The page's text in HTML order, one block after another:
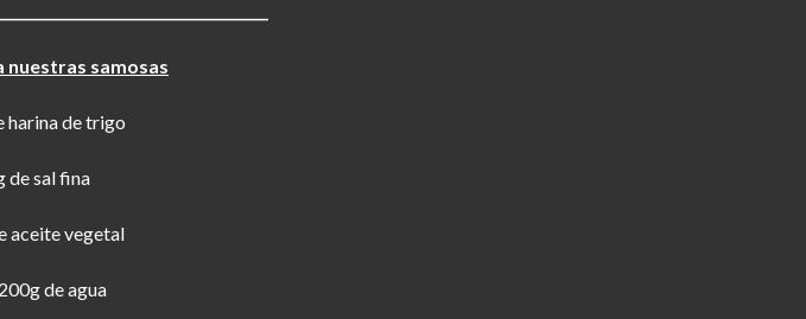
nuestras samosas
harina de trigo
de sal fina
aceite vegetal
de agua